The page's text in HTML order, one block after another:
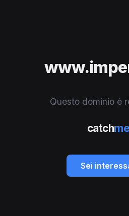
Questo dominio è
catchme
Sei